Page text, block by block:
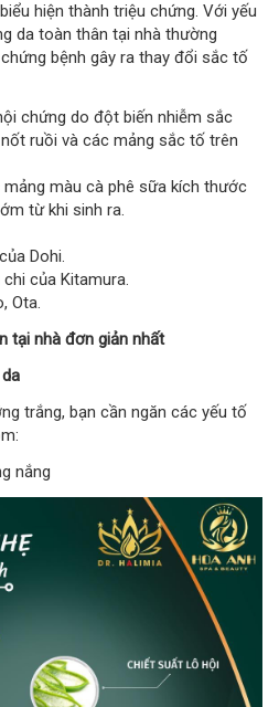
hiện thành triệu chứng. Với yếu
da toàn thân tại nhà thường
bệnh gây ra thay đổi sắc tố
chứng do đột biến nhiễm sắc
ruồi và các mảng sắc tố trên
mảng màu cà phê sữa kích thước
từ khi sinh ra.
Dohi.
của Kitamura.
Ota.
tại nhà đơn giản nhất
trắng, bạn cần ngăn các yếu tố
nắng